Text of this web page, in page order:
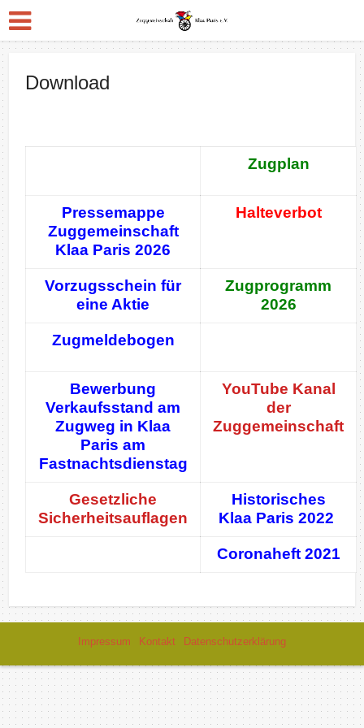
Download
Zugplan
Pressemappe
Zuggemeinschaft
Klaa Paris 2026
Halteverbot
Vorzugsschein für
eine Aktie
Zugprogramm
2026
Zugmeldebogen
Bewerbung
Verkaufsstand am
Zugweg in Klaa
Paris am
Fastnachtsdienstag
YouTube Kanal
der
Zuggemeinschaft
Gesetzliche
Sicherheitsauflagen
Historisches
Klaa Paris 2022
Coronaheft 2021
Impressum Kontakt Datenschutzerklärung